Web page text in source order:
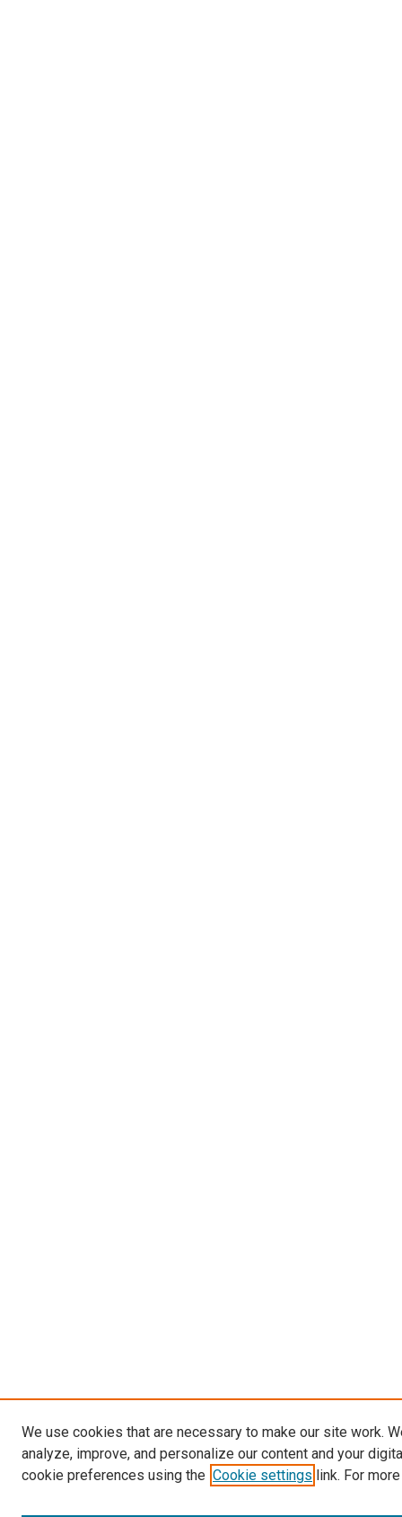
We use cookies that are necessary to make our site work.
analyze, improve, and personalize our content and your
cookie preferences using the Cookie settings link. For